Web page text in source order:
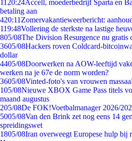
11 20:24Accell, moederbedrijf Sparta en
betaling aan
420:11 Zomervakantieweerbericht:
119:48Vollering de sterkste na lastige
805/08The Division Resurgence nu gratis
3605/08Hackers roven Coldcard-
dollar
4405/08Doorwerken na AOW-leeftijd
werken na je 67e de norm worden?
3605/08Vinted-foto's van vrouwen
105/08Nieuwe XBOX Game Pass titels
maand augustus
205/08De FOK!Voetbalmanager 2026/
5005/08Van den Brink zet nog eens 14
spreidingswet
1805/08Iran overweegt Europese hulp bij